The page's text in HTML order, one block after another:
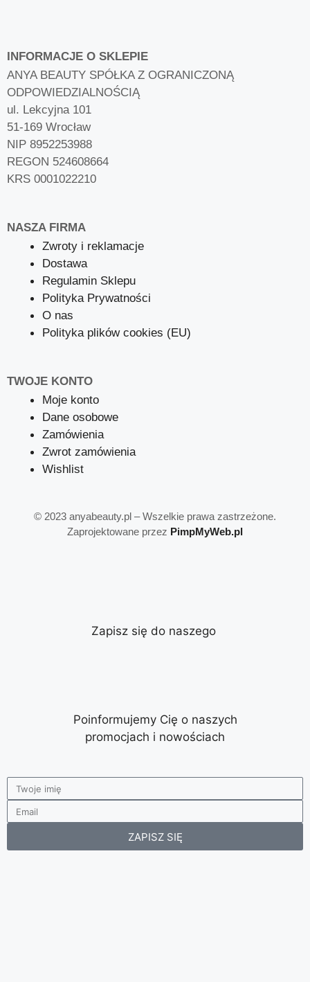
INFORMACJE O SKLEPIE
ANYA BEAUTY SPÓŁKA Z OGRANICZONĄ
ODPOWIEDZIALNOŚCIĄ
ul. Lekcyjna 101
51-169 Wrocław
NIP 8952253988
REGON 524608664
KRS 0001022210
NASZA FIRMA
Zwroty i reklamacje
Dostawa
Regulamin Sklepu
Polityka Prywatności
O nas
Polityka plików cookies (EU)
TWOJE KONTO
Moje konto
Dane osobowe
Zamówienia
Zwrot zamówienia
Wishlist
© 2023 anyabeauty.pl – Wszelkie prawa zastrzeżone.
Zaprojektowane przez PimpMyWeb.pl
Zapisz się do naszego
Poinformujemy Cię o naszych
promocjach i nowościach
ZAPISZ SIĘ